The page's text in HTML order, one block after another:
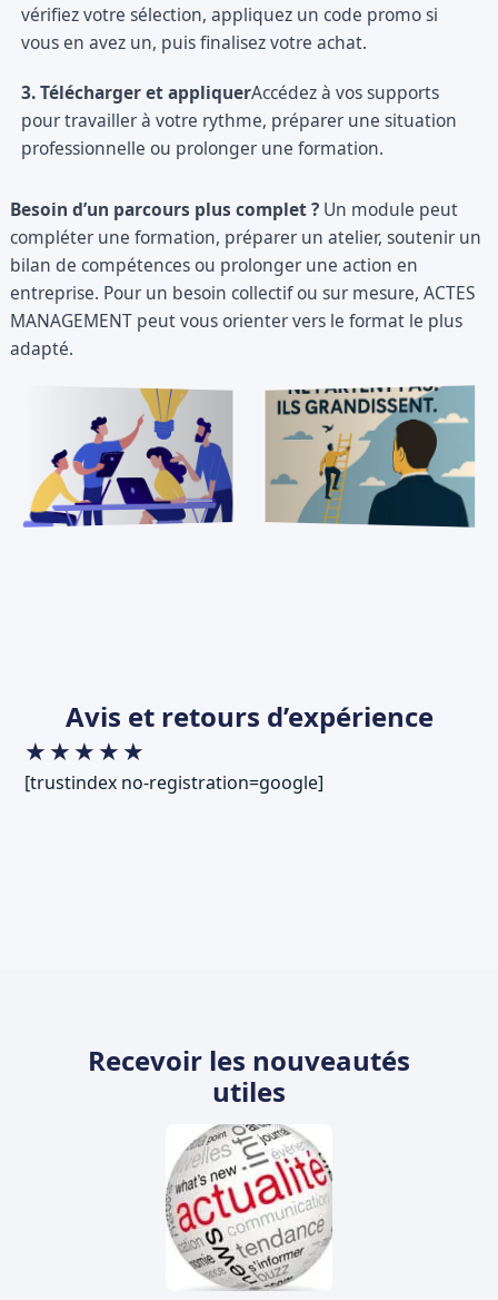
vérifiez votre sélection, appliquez un code promo si
vous en avez un, puis finalisez votre achat.
3. Télécharger et appliquerAccédez à vos supports
pour travailler à votre rythme, préparer une situation
professionnelle ou prolonger une formation.
Besoin d’un parcours plus complet ?Un module peut
compléter une formation, préparer un atelier, soutenir un
bilan de compétences ou prolonger une action en
entreprise. Pour un besoin collectif ou sur mesure, ACTES
MANAGEMENT peut vous orienter vers le format le plus
adapté.
Avis et retours d’expérience
★★★★★
[trustindex no-registration=google]
Recevoir les nouveautés
utiles